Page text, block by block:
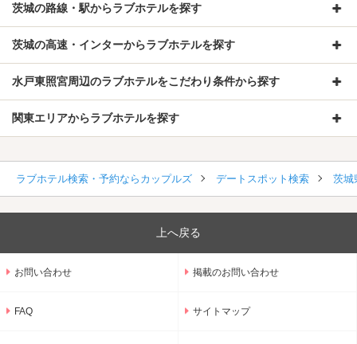
茨城の路線・駅からラブホテルを探す
茨城の高速・インターからラブホテルを探す
水戸東照宮周辺のラブホテルをこだわり条件から探す
関東エリアからラブホテルを探す
ラブホテル検索・予約ならカップルズ デートスポット検索 茨城
上へ戻る
お問い合わせ 掲載のお問い合わせ
FAQ サイトマップ